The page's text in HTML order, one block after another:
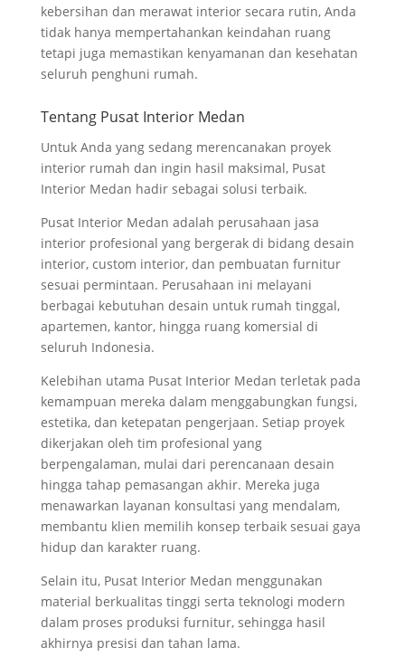
kebersihan dan merawat interior secara rutin, Anda
tidak hanya mempertahankan keindahan ruang
tetapi juga memastikan kenyamanan dan kesehatan
seluruh penghuni rumah.
Tentang Pusat Interior Medan
Untuk Anda yang sedang merencanakan proyek
interior rumah dan ingin hasil maksimal, Pusat
Interior Medan hadir sebagai solusi terbaik.
Pusat Interior Medan adalah perusahaan jasa
interior profesional yang bergerak di bidang desain
interior, custom interior, dan pembuatan furnitur
sesuai permintaan. Perusahaan ini melayani
berbagai kebutuhan desain untuk rumah tinggal,
apartemen, kantor, hingga ruang komersial di
seluruh Indonesia.
Kelebihan utama Pusat Interior Medan terletak pada
kemampuan mereka dalam menggabungkan fungsi,
estetika, dan ketepatan pengerjaan. Setiap proyek
dikerjakan oleh tim profesional yang
berpengalaman, mulai dari perencanaan desain
hingga tahap pemasangan akhir. Mereka juga
menawarkan layanan konsultasi yang mendalam,
membantu klien memilih konsep terbaik sesuai gaya
hidup dan karakter ruang.
Selain itu, Pusat Interior Medan menggunakan
material berkualitas tinggi serta teknologi modern
dalam proses produksi furnitur, sehingga hasil
akhirnya presisi dan tahan lama.